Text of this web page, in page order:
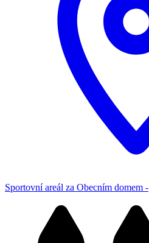
Sportovní areál za Obecním domem -